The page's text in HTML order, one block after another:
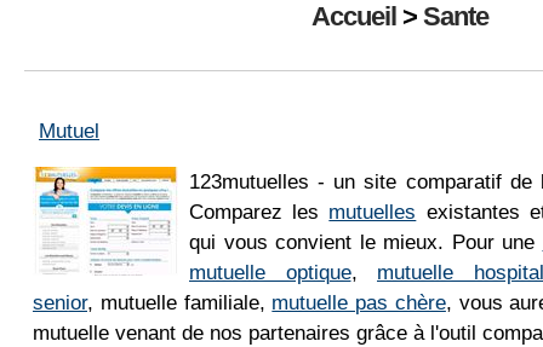
Accueil > Sante
Mutuel
123mutuelles - un site comparatif de
Comparez les mutuelles existantes
qui vous convient le mieux. Pour une
mutuelle optique, mutuelle
senior, mutuelle familiale, mutuelle pas chère, vous
mutuelle venant de nos partenaires grâce à l'outil